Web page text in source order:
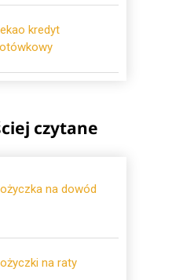
kredyt
czytane
na dowód
na raty